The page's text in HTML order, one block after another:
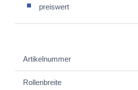
preiswert
Artikelnummer
Rollenbreite